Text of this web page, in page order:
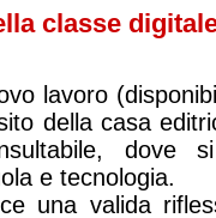
classe
lavoro
della casa
dove
e tecnologia.
una valida